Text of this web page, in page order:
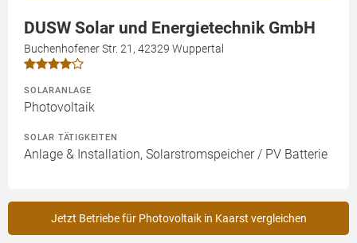
DUSW Solar und Energietechnik GmbH
Buchenhofener Str. 21, 42329 Wuppertal
SOLARANLAGE
Photovoltaik
SOLAR TÄTIGKEITEN
Anlage & Installation, Solarstromspeicher / PV Batterie
Jetzt Betriebe für Photovoltaik in Kaarst vergleichen